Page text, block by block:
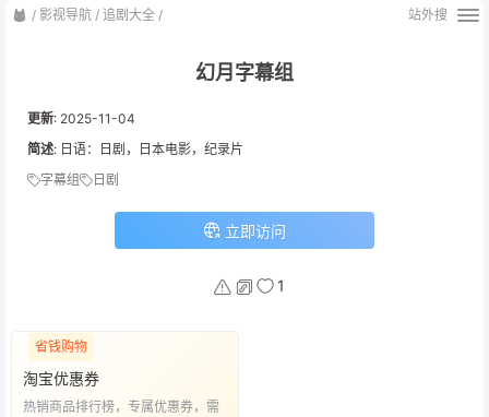
/ 影视导航 / 追剧大全 / 站外搜
幻月字幕组
更新: 2025-11-04
简述: 日语：日剧，日本电影，纪录片
字幕组
日剧
立即访问
1
省钱购物
淘宝优惠券
热销商品排行榜，专属优惠券，需